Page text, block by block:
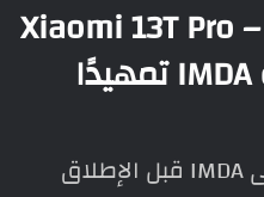
شاومي 13 تي برو – Xiaomi 13T Pro
يحصل على شهادة IMDA تمهيدًا
رصد شاومي 13 تي برو على IMDA قبل الإطلاق